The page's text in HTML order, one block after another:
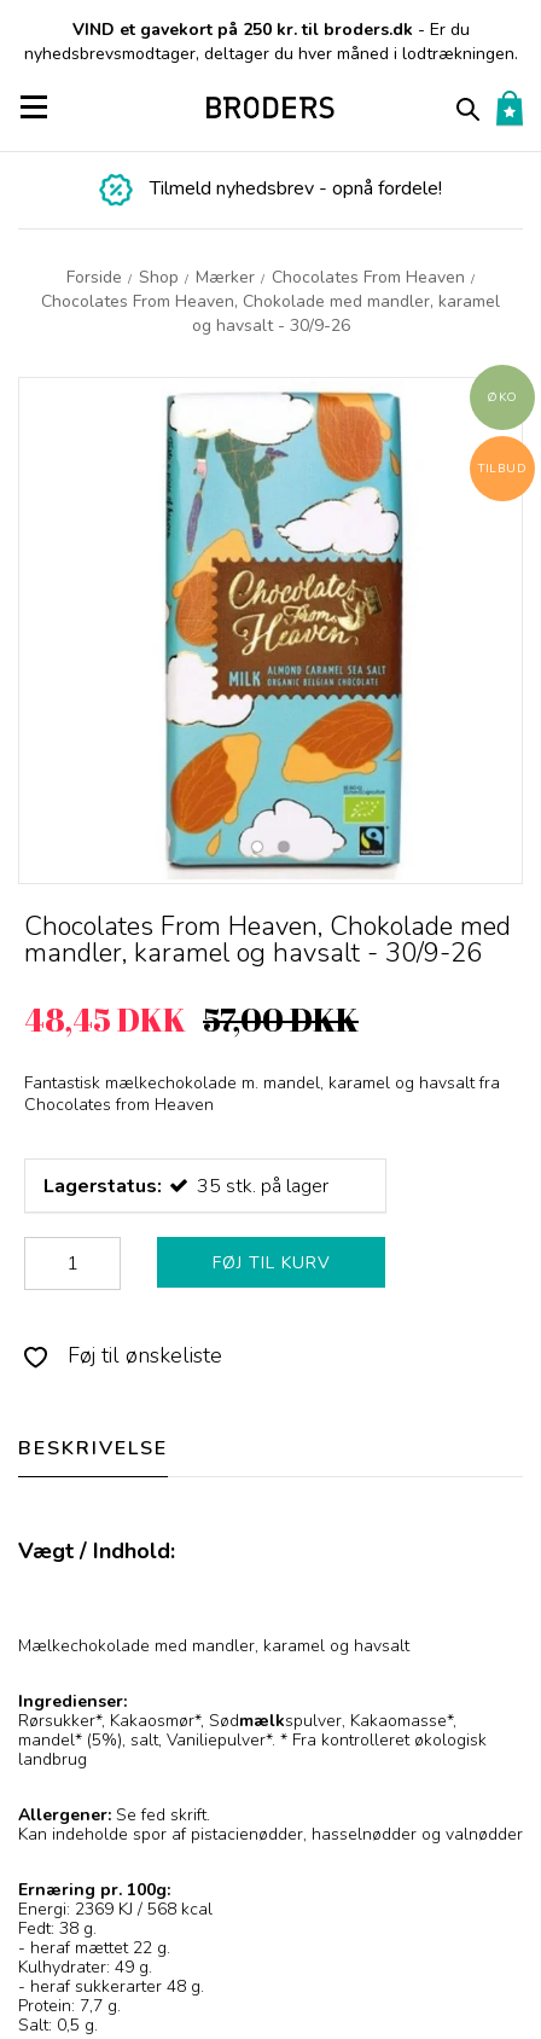
VIND et gavekort på 250 kr. til broders.dk - Er du
nyhedsbrevsmodtager, deltager du hver måned i lodtrækningen.
Toggle navigation
Tilmeld nyhedsbrev - opnå fordele!
Forside / Shop / Mærker / Chocolates From Heaven /
Chocolates From Heaven, Chokolade med mandler, karamel
og havsalt - 30/9-26
ØKO
TILBUD
Chocolates From Heaven, Chokolade med
mandler, karamel og havsalt - 30/9-26
48,45 DKK 57,00 DKK
Fantastisk mælkechokolade m. mandel, karamel og havsalt fra
Chocolates from Heaven
Lagerstatus: 35 stk. på lager
FØJ TIL KURV
Føj til ønskeliste
BESKRIVELSE
Vægt / Indhold:
Mælkechokolade med mandler, karamel og havsalt
Ingredienser:
Rørsukker*, Kakaosmør*, Sødmælkspulver, Kakaomasse*,
mandel* (5%), salt, Vaniliepulver*. * Fra kontrolleret økologisk
landbrug
Allergener: Se fed skrift.
Kan indeholde spor af pistacienødder, hasselnødder og valnødder
Ernæring pr. 100g:
Energi: 2369 KJ / 568 kcal
Fedt: 38 g.
- heraf mættet 22 g.
Kulhydrater: 49 g.
- heraf sukkerarter 48 g.
Protein: 7,7 g.
Salt: 0,5 g.